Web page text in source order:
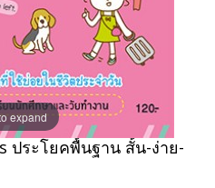
expand
ประโยคพื้นฐาน สั้น-ง่าย-